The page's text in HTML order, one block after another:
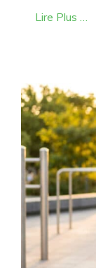
Lire Plus …